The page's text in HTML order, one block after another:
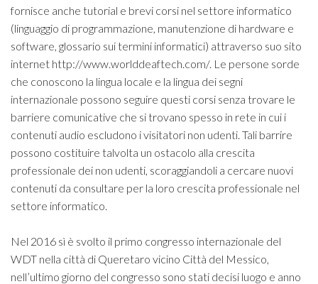
fornisce anche tutorial e brevi corsi nel settore informatico
(linguaggio di programmazione, manutenzione di hardware e
software, glossario sui termini informatici) attraverso suo sito
internet http://www.worlddeaftech.com/. Le persone sorde
che conoscono la lingua locale e la lingua dei segni
internazionale possono seguire questi corsi senza trovare le
barriere comunicative che si trovano spesso in rete in cui i
contenuti audio escludono i visitatori non udenti. Tali barrire
possono costituire talvolta un ostacolo alla crescita
professionale dei non udenti, scoraggiandoli a cercare nuovi
contenuti da consultare per la loro crescita professionale nel
settore informatico.
Nel 2016 sì è svolto il primo congresso internazionale del
WDT nella città di Queretaro vicino Città del Messico,
nell’ultimo giorno del congresso sono stati decisi luogo e anno